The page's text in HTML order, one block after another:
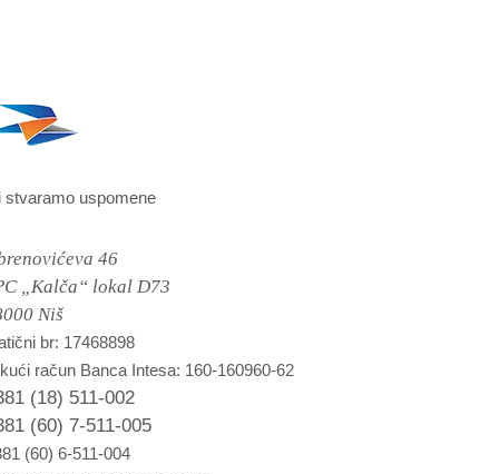
stvaramo uspomene
46
„Kalča“ lokal D73
Niš
br: 17468898
račun Banca Intesa: 160-160960-62
(18) 511-002
(60) 7-511-005
(60) 6-511-004